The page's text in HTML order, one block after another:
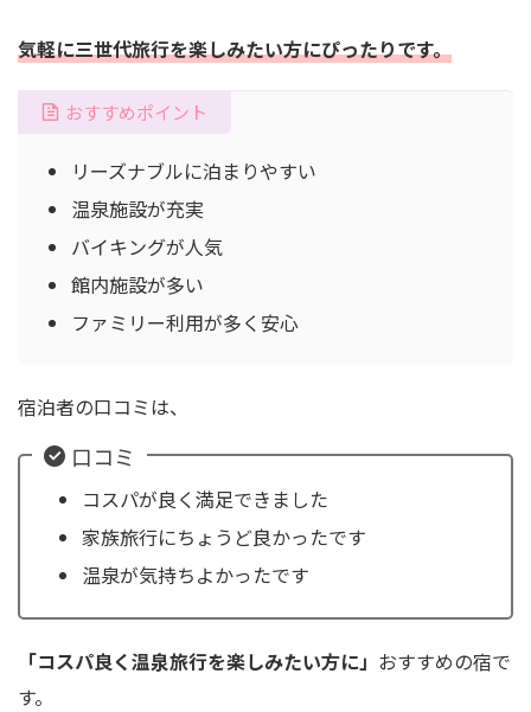
気軽に三世代旅行を楽しみたい方にぴったりです。
おすすめポイント
リーズナブルに泊まりやすい
温泉施設が充実
バイキングが人気
館内施設が多い
ファミリー利用が多く安心
宿泊者の口コミは、
口コミ
コスパが良く満足できました
家族旅行にちょうど良かったです
温泉が気持ちよかったです
「コスパ良く温泉旅行を楽しみたい方に」 おすすめの宿で
す。